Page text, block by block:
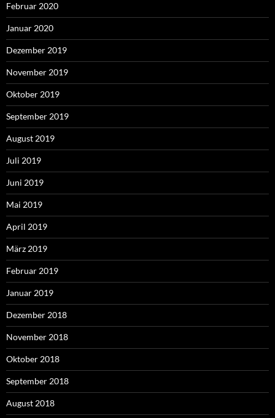
Februar 2020
Januar 2020
Dezember 2019
November 2019
Oktober 2019
September 2019
August 2019
Juli 2019
Juni 2019
Mai 2019
April 2019
März 2019
Februar 2019
Januar 2019
Dezember 2018
November 2018
Oktober 2018
September 2018
August 2018